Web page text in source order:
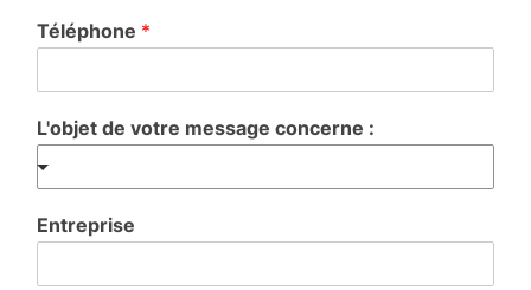
Téléphone *
L'objet de votre message concerne :
Entreprise